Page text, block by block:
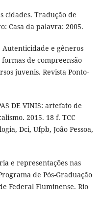
cidades. Tradução de
Casa da palavra: 2005.
Autenticidade e gêneros
de compreensão
juvenis. Revista Ponto-
DE VINIS: artefato de
2015. 18 f. TCC
Dci, Ufpb, João Pessoa,
e representações nas
de Pós-Graduação
Federal Fluminense. Rio